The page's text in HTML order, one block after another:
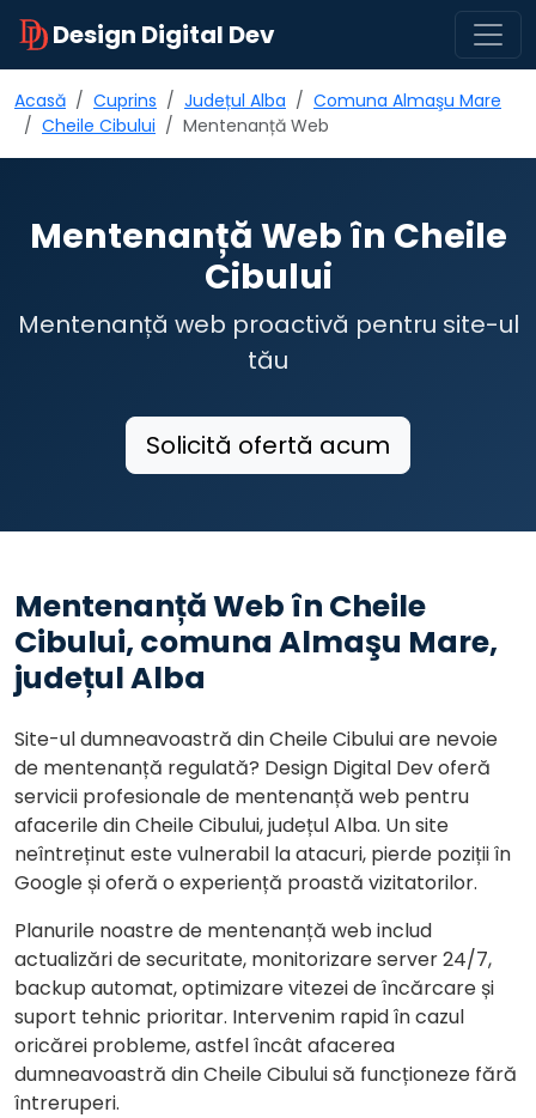
Design Digital Dev
Acasă Cuprins Județul Alba
Comuna Almaşu Mare
Cheile Cibului
Mentenanță Web
Mentenanță Web în Cheile
Cibului
Mentenanță web proactivă pentru site-ul
tău
Solicită ofertă acum
Mentenanță Web în Cheile
Cibului, comuna Almaşu Mare,
județul Alba
Site-ul dumneavoastră din Cheile Cibului are nevoie
de mentenanță regulată? Design Digital Dev oferă
servicii profesionale de mentenanță web pentru
afacerile din Cheile Cibului, județul Alba. Un site
neîntreținut este vulnerabil la atacuri, pierde poziții în
Google și oferă o experiență proastă vizitatorilor.
Planurile noastre de mentenanță web includ
actualizări de securitate, monitorizare server 24/7,
backup automat, optimizare vitezei de încărcare și
suport tehnic prioritar. Intervenim rapid în cazul
oricărei probleme, astfel încât afacerea
dumneavoastră din Cheile Cibului să funcționeze fără
întreruperi.